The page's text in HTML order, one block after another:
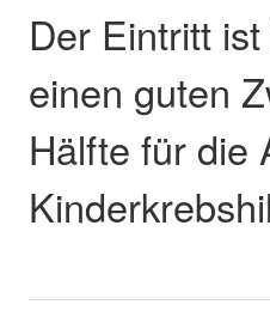
Der Eintritt
einen guten
Hälfte für die